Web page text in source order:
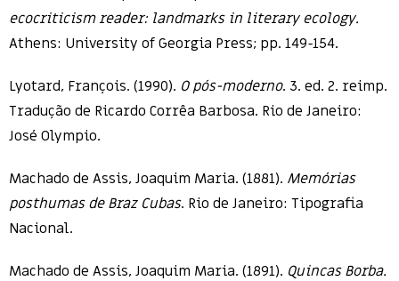
ecocriticism reader: landmarks in literary ecology.
Athens: University of Georgia Press; pp. 149-154.
Lyotard, François. (1990). O pós-moderno. 3. ed. 2. reimp.
Tradução de Ricardo Corrêa Barbosa. Rio de Janeiro:
José Olympio.
Machado de Assis, Joaquim Maria. (1881). Memórias
posthumas de Braz Cubas. Rio de Janeiro: Tipografia
Nacional.
Machado de Assis, Joaquim Maria. (1891). Quincas Borba.